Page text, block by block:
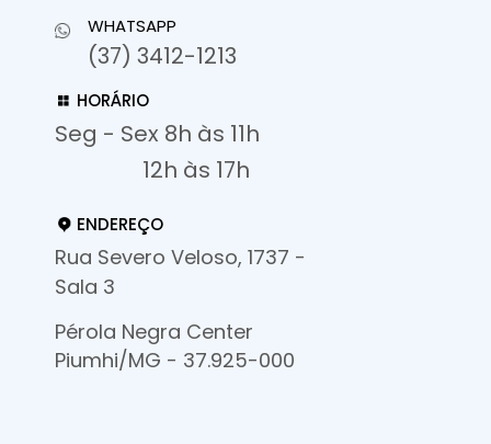
WHATSAPP
(37) 3412-1213
HORÁRIO
Seg - Sex 8h às 11h
12h às 17h
ENDEREÇO
Rua Severo Veloso, 1737 -
Sala 3
Pérola Negra Center
Piumhi/MG - 37.925-000